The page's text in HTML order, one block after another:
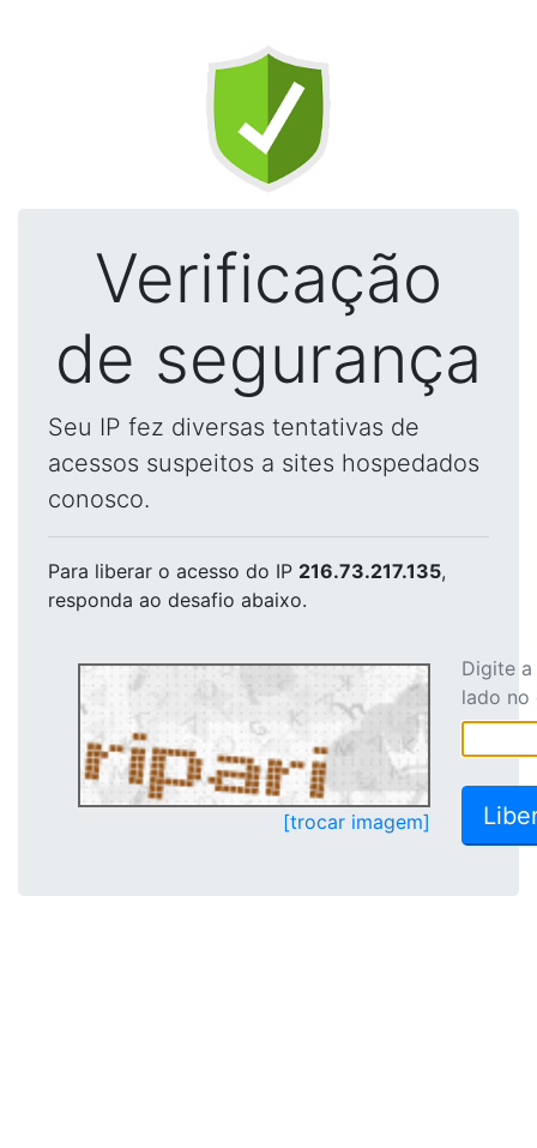
Verificação
de segurança
Seu IP fez diversas tentativas de
acessos suspeitos a sites hospedados
conosco.
Para liberar o acesso do IP 216.73.217.135,
responda ao desafio abaixo.
[trocar imagem]
Digite
lado no